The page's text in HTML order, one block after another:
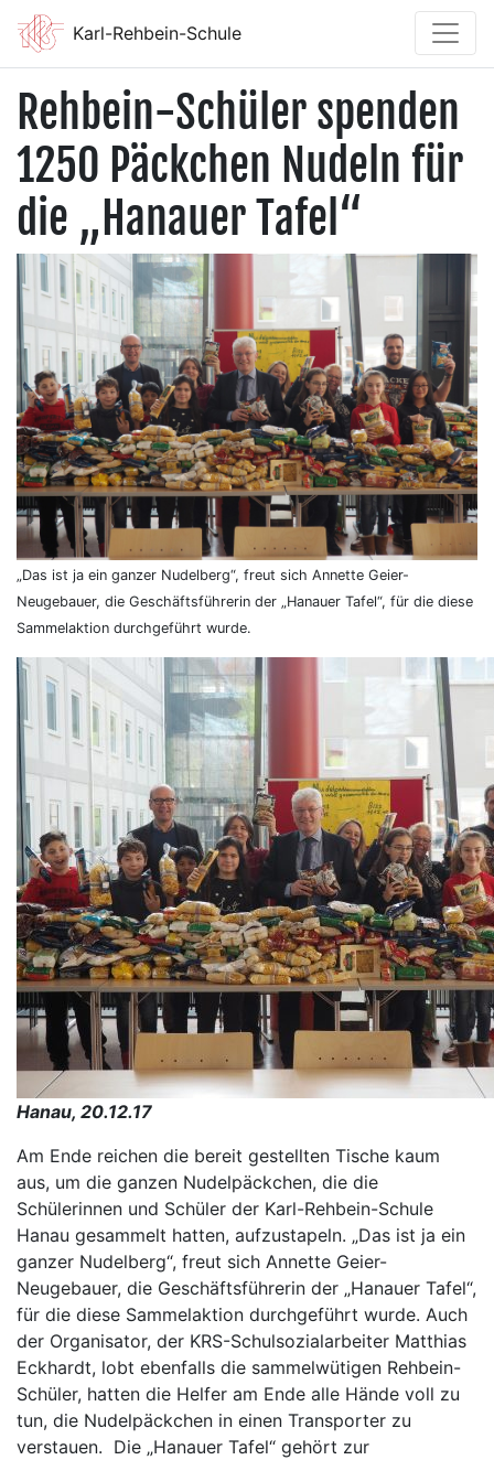
Karl-Rehbein-Schule
Rehbein-Schüler spenden
1250 Päckchen Nudeln für
die „Hanauer Tafel“
„Das ist ja ein ganzer Nudelberg“, freut sich Annette Geier-
Neugebauer, die Geschäftsführerin der „Hanauer Tafel“, für die diese
Sammelaktion durchgeführt wurde.
Hanau, 20.12.17
Am Ende reichen die bereit gestellten Tische kaum
aus, um die ganzen Nudelpäckchen, die die
Schülerinnen und Schüler der Karl-Rehbein-Schule
Hanau gesammelt hatten, aufzustapeln. „Das ist ja ein
ganzer Nudelberg“, freut sich Annette Geier-
Neugebauer, die Geschäftsführerin der „Hanauer Tafel“,
für die diese Sammelaktion durchgeführt wurde. Auch
der Organisator, der KRS-Schulsozialarbeiter Matthias
Eckhardt, lobt ebenfalls die sammelwütigen Rehbein-
Schüler, hatten die Helfer am Ende alle Hände voll zu
tun, die Nudelpäckchen in einen Transporter zu
verstauen. Die „Hanauer Tafel“ gehört zur